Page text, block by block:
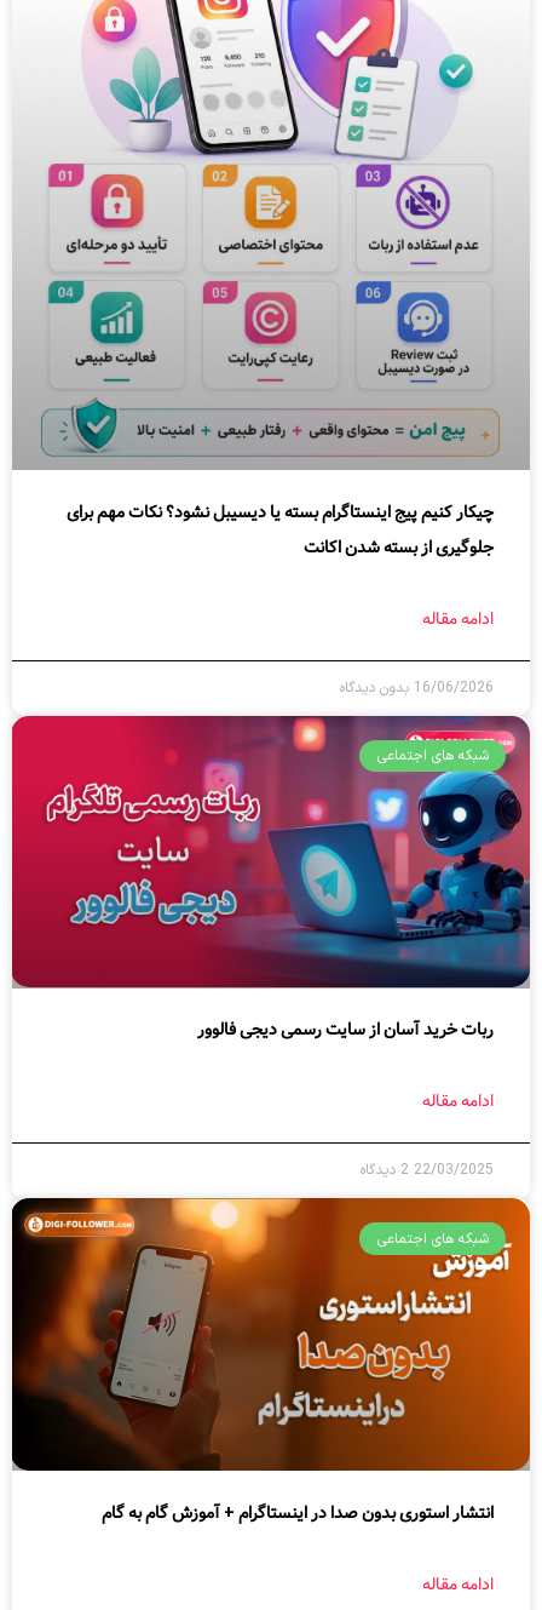
چیکار کنیم پیج اینستاگرام بسته یا دیسیبل نشود؟ نکات مهم برای
جلوگیری از بسته شدن اکانت
ادامه مقاله
16/06/2026 بدون دیدگاه
شبکه های اجتماعی
ربات خرید آسان از سایت رسمی دیجی فالوور
ادامه مقاله
22/03/2025 2 دیدگاه
شبکه های اجتماعی
انتشار استوری بدون صدا در اینستاگرام + آموزش گام به گام
ادامه مقاله